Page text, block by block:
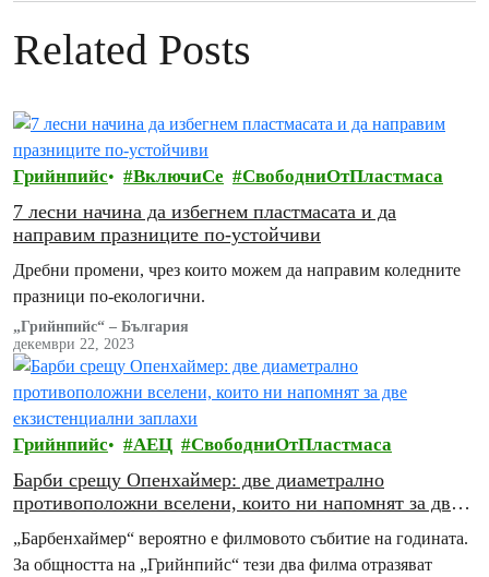
Related Posts
Грийнпийс ВключиСе СвободниОтПластмаса
7 лесни начина да избегнем пластмасата и да
направим празниците по-устойчиви
Дребни промени, чрез които можем да направим коледните
празници по-екологични.
„Грийнпийс“ – България
декември 22, 2023
Грийнпийс АЕЦ СвободниОтПластмаса
Барби срещу Опенхаймер: двe диаметрално
противоположни вселени, които ни напомнят за две
„Барбенхаймер“ вероятно е филмовото събитие на годината.
За общността на „Грийнпийс“ тези два филма отразяват